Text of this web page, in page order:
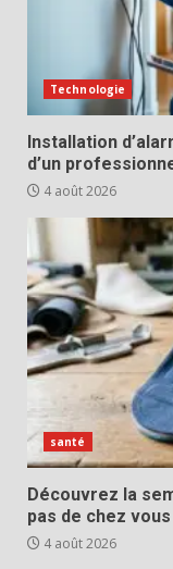
Technologie
Installation
d’un
4 août 2026
santé
Découvrez la
pas de chez vous
4 août 2026